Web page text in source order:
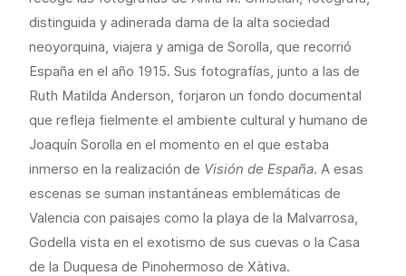
distinguida y adinerada dama de la alta sociedad
neoyorquina, viajera y amiga de Sorolla, que recorrió
España en el año 1915. Sus fotografías, junto a las de
Ruth Matilda Anderson, forjaron un fondo documental
que refleja fielmente el ambiente cultural y humano de
Joaquín Sorolla en el momento en el que estaba
inmerso en la realización de Visión de España. A esas
escenas se suman instantáneas emblemáticas de
Valencia con paisajes como la playa de la Malvarrosa,
Godella vista en el exotismo de sus cuevas o la Casa
de la Duquesa de Pinohermoso de Xàtiva.